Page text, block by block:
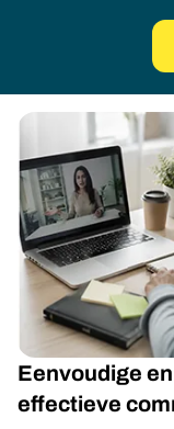
Eenvoudige
effectieve